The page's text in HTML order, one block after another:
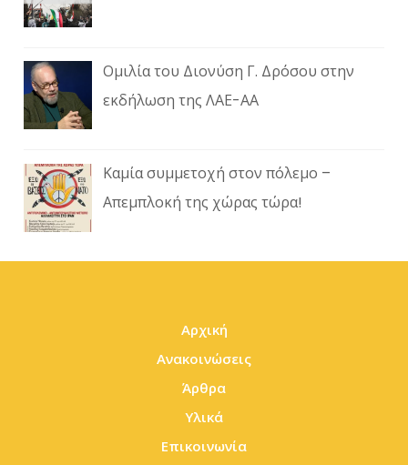
Ομιλία του Διονύση Γ. Δρόσου στην
εκδήλωση της ΛΑΕ-ΑΑ
Καμία συμμετοχή στον πόλεμο –
Απεμπλοκή της χώρας τώρα!
Αρχική
Ανακοινώσεις
Άρθρα
Υλικά
Επικοινωνία